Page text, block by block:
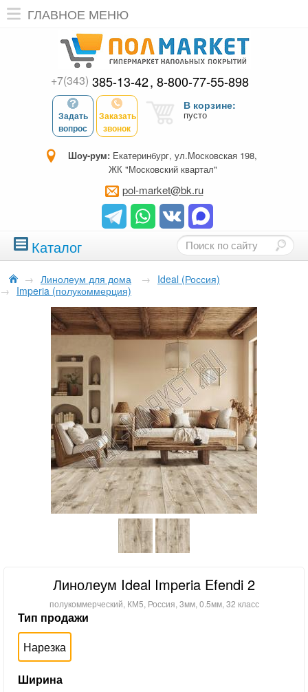
ГЛАВНОЕ МЕНЮ
+7(343) 385-13-42 8-800-77-55-898
Задать
вопрос
Заказать
звонок
В корзине:
пусто
Шоу-рум: Екатеринбург, ул.Московская 198,
ЖК "Московский квартал"
pol-market@bk.ru
Каталог
→ Линолеум для дома → Ideal (Россия)
→ Imperia (полукоммерция)
Линолеум Ideal Imperia Efendi 2
полукоммерческий, КМ5, Россия, 3мм, 0.5мм, 32 класс
Тип продажи
Нарезка
Ширина